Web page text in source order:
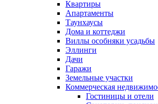
Квартиры
Апартаменты
Таунхаусы
Дома и коттеджи
Виллы особняки усадьбы
Эллинги
Дачи
Гаражи
Земельные участки
Коммерческая
Гостиницы и отели